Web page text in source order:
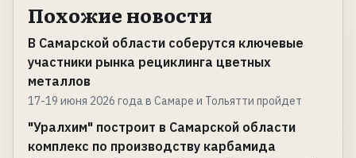
Похожие новости
В Самарской области соберутся ключевые
участники рынка рециклинга цветных
металлов
17-19 июня 2026 года в Самаре и Тольятти пройдет
"Уралхим" построит в Самарской области
комплекс по производству карбамида